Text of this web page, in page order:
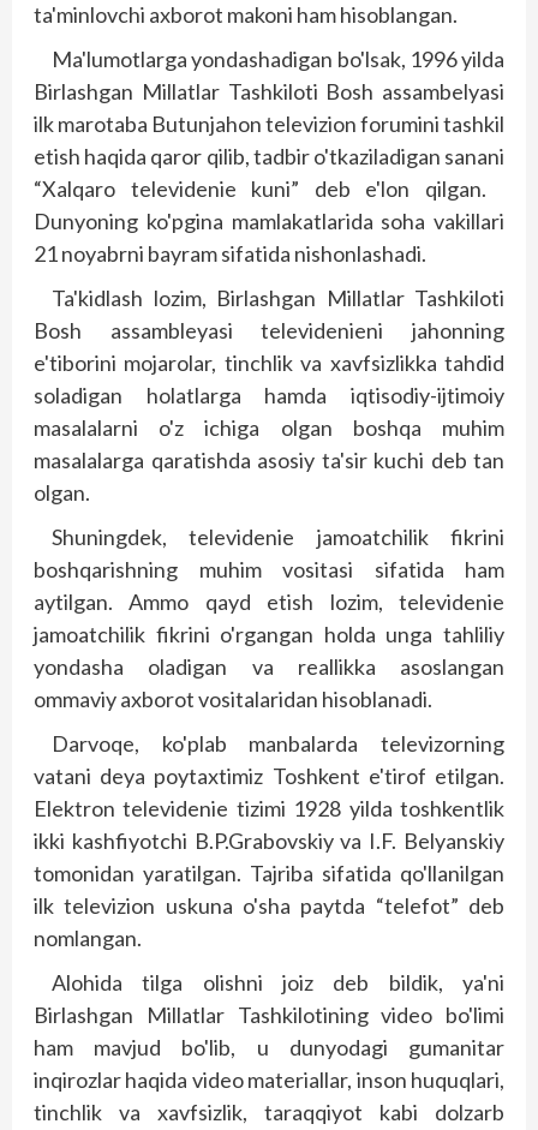
ta'minlovchi axborot makoni ham hisoblangan.
Ma'lumotlarga yondashadigan bo'lsak, 1996 yilda
Birlashgan Millatlar Tashkiloti Bosh assambelyasi
ilk marotaba Butunjahon televizion forumini tashkil
etish haqida qaror qilib, tadbir o'tkaziladigan sanani
“Xalqaro televidenie kuni” deb e'lon qilgan.
Dunyoning ko'pgina mamlakatlarida soha vakillari
21 noyabrni bayram sifatida nishonlashadi.
Ta'kidlash lozim, Birlashgan Millatlar Tashkiloti
Bosh assambleyasi televidenieni jahonning
e'tiborini mojarolar, tinchlik va xavfsizlikka tahdid
soladigan holatlarga hamda iqtisodiy-ijtimoiy
masalalarni o'z ichiga olgan boshqa muhim
masalalarga qaratishda asosiy ta'sir kuchi deb tan
olgan.
Shuningdek, televidenie jamoatchilik fikrini
boshqarishning muhim vositasi sifatida ham
aytilgan. Ammo qayd etish lozim, televidenie
jamoatchilik fikrini o'rgangan holda unga tahliliy
yondasha oladigan va reallikka asoslangan
ommaviy axborot vositalaridan hisoblanadi.
Darvoqe, ko'plab manbalarda televizorning
vatani deya poytaxtimiz Toshkent e'tirof etilgan.
Elektron televidenie tizimi 1928 yilda toshkentlik
ikki kashfiyotchi B.P.Grabovskiy va I.F. Belyanskiy
tomonidan yaratilgan. Tajriba sifatida qo'llanilgan
ilk televizion uskuna o'sha paytda “telefot” deb
nomlangan.
Alohida tilga olishni joiz deb bildik, ya'ni
Birlashgan Millatlar Tashkilotining video bo'limi
ham mavjud bo'lib, u dunyodagi gumanitar
inqirozlar haqida video materiallar, inson huquqlari,
tinchlik va xavfsizlik, taraqqiyot kabi dolzarb